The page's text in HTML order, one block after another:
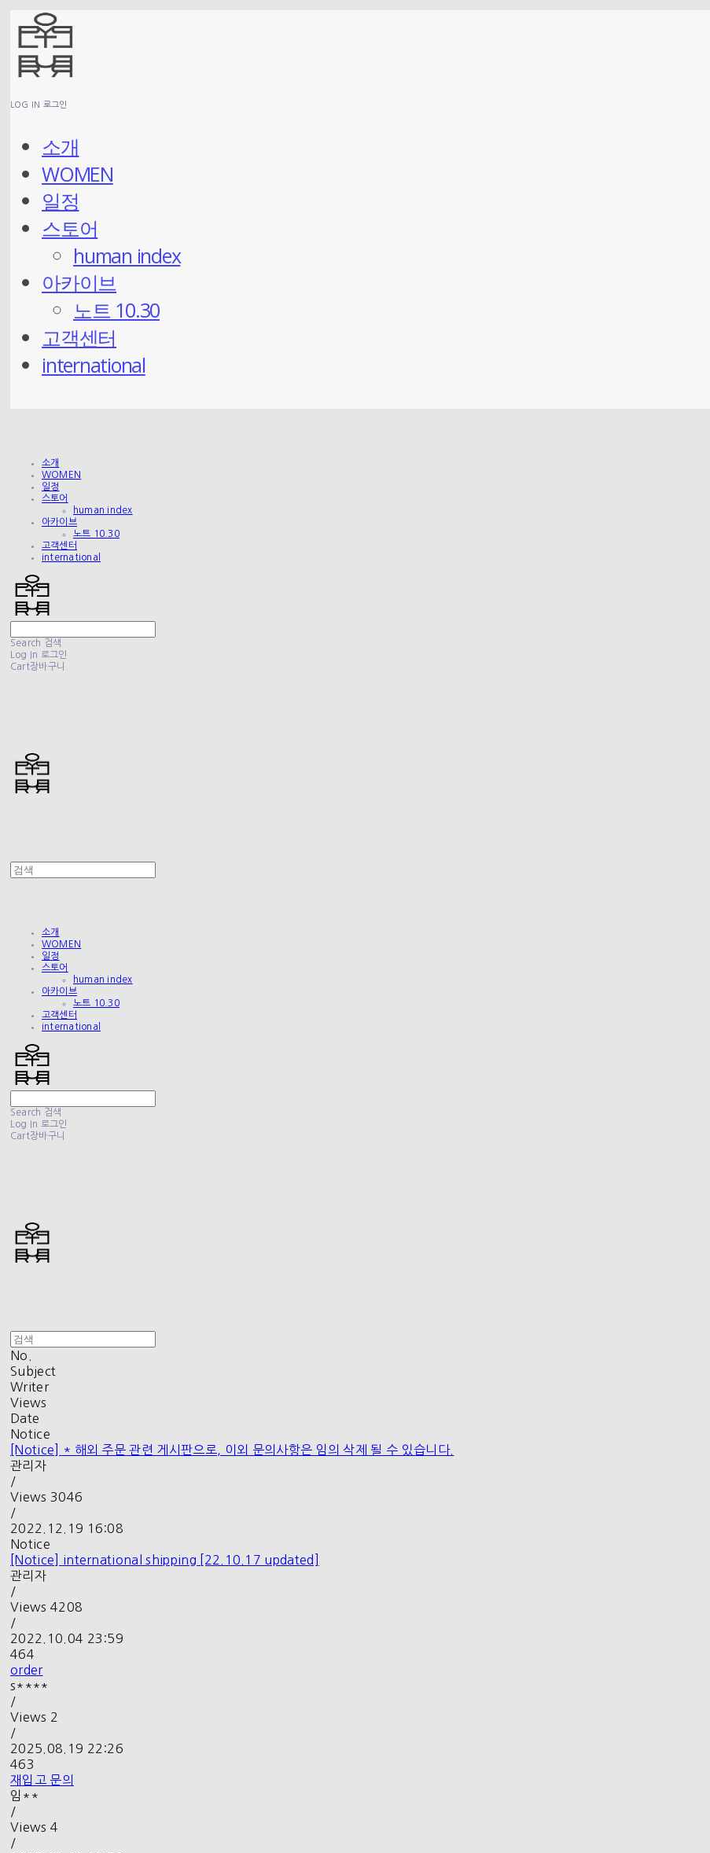
LOG IN 로그인
소개
WOMEN
일정
스토어
human index
아카이브
노트 10.30
고객센터
international
소개
WOMEN
일정
스토어
human index
아카이브
노트 10.30
고객센터
international
Search 검색
Log In 로그인
Cart장바구니
소개
WOMEN
일정
스토어
human index
아카이브
노트 10.30
고객센터
international
Search 검색
Log In 로그인
Cart장바구니
No.
Subject
Writer
Views
Date
Notice
[Notice]
* 해외 주문 관련 게시판으로, 이외 문의사항은 임의 삭제 될 수 있습니다.
관리자
/
Views 3046
/
2022.12.19 16:08
Notice
[Notice] international shipping [22.10.17 updated]
관리자
/
Views 4208
/
2022.10.04 23:59
464
order
s****
/
Views 2
/
2025.08.19 22:26
463
재입고 문의
임**
/
Views 4
/